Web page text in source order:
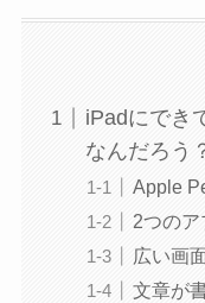
iPadにでき
なんだろう
Apple
2つの
広い画
文章が